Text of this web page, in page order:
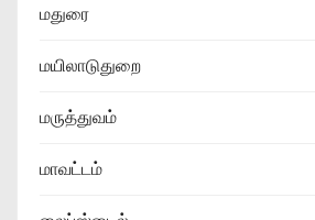
மதுரை
மயிலாடுதுறை
மருத்துவம்
மாவட்டம்